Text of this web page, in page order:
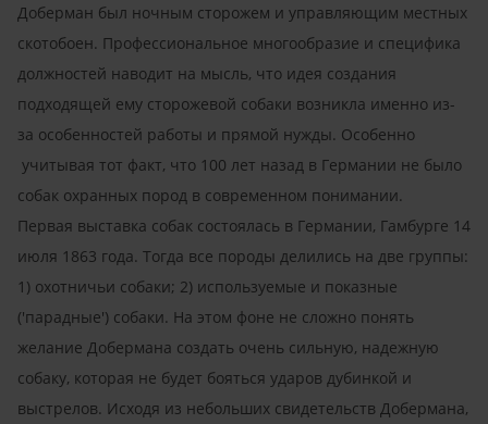
Доберман был ночным сторожем и управляющим местных
скотобоен. Профессиональное многообразие и специфика
должностей наводит на мысль, что идея создания
подходящей ему сторожевой собаки возникла именно из-
за особенностей работы и прямой нужды. Особенно
учитывая тот факт, что 100 лет назад в Германии не было
собак охранных пород в современном понимании.
Первая выставка собак состоялась в Германии, Гамбурге 14
июля 1863 года. Тогда все породы делились на две группы:
1) охотничьи собаки; 2) используемые и показные
('парадные') собаки. На этом фоне не сложно понять
желание Добермана создать очень сильную, надежную
собаку, которая не будет бояться ударов дубинкой и
выстрелов. Исходя из небольших свидетельств Добермана,